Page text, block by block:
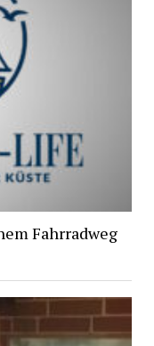
Fahrradweg